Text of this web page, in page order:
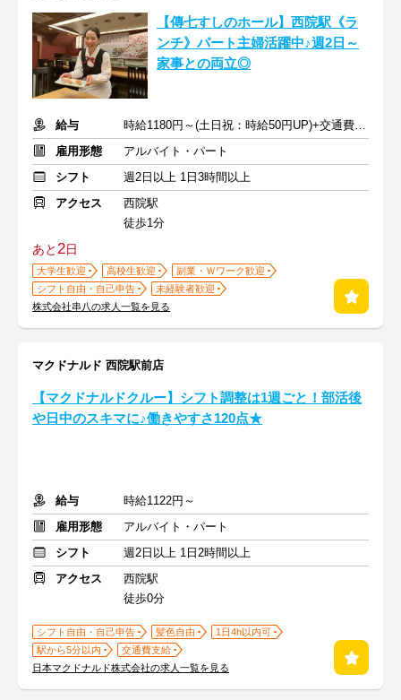
【傳七すしのホール】西院駅《ラ
ンチ》パート主婦活躍中♪週2日～
家事との両立◎
給与
時給1180円～(土日祝：時給50円UP)+交通費支給
雇用形態
アルバイト・パート
シフト
週2日以上 1日3時間以上
アクセス
西院駅
徒歩1分
あと2日
大学生歓迎 高校生歓迎
副業・Ｗワーク歓迎
シフト自由・自己申告
未経験者歓迎
株式会社串八の求人一覧を見る
マクドナルド 西院駅前店
【マクドナルドクルー】シフト調整は1週ごと！部活後
や日中のスキマに♪働きやすさ120点★
給与
時給1122円～
雇用形態
アルバイト・パート
シフト
週2日以上 1日2時間以上
アクセス
西院駅
徒歩0分
シフト自由・自己申告 髪色自由
1日4h以内可
駅から5分以内
交通費支給
日本マクドナルド株式会社の求人一覧を見る